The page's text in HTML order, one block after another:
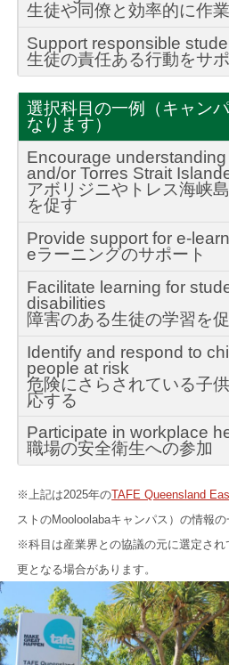
生徒や同僚と効率的に作
Support responsible
生徒の責任ある行動をサ
選択科目の一例（キャン
なります）
Encourage
and/or Torres Strait
アボリジニやトレス海峡
を促す
Provide support for e-
eラーニングのサポート
Facilitate learning for
disabilities
障害のある生徒の学習を
Identify and respond to
people at risk
危険にさらされている子
応する
Participate in workplace
職場の安全衛生への参加
※上記は2025年のTAFE Queensland
ストのMooloolabaキャンパス）の情報
※科目は産業界との協議の元に選定さ
更となる場合があります。